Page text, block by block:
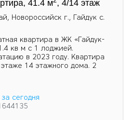
41.4 м , 4/14 этаж
Новороссийск г., Гайдук с.
квapтира в ЖК «Гайдук-
кв м с 1 лоджией.
в 2023 гoду. Кваpтиpa
14 этажнoгo дoмa. 2
сегодня